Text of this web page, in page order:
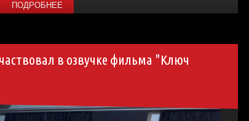
ПОДРОБНЕЕ
в озвучке фильма "Ключ